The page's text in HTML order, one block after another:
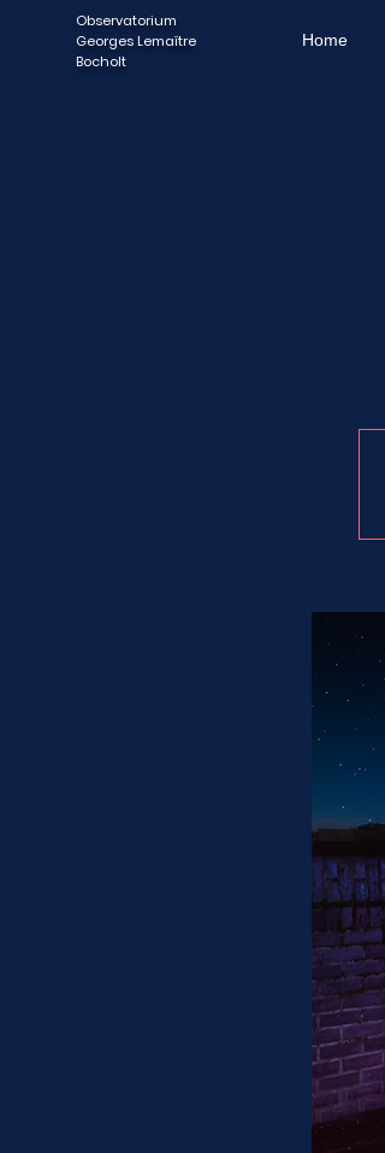
Observatorium
Georges Lemaître
Bocholt
Home